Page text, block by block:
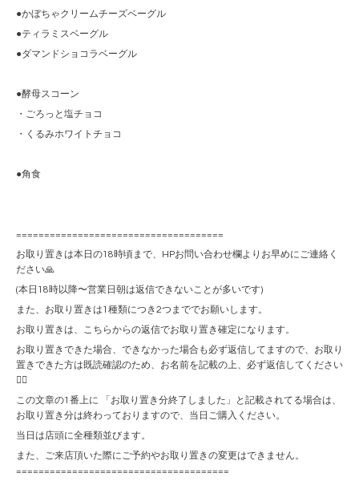
●かぼちゃクリームチーズベーグル
●ティラミスベーグル
●ダマンドショコラベーグル
●酵母スコーン
・ごろっと塩チョコ
・くるみホワイトチョコ
●角食
=====================================
お取り置きは本日の18時頃まで、HPお問い合わせ欄よりお早めにご連絡く
ださい🙏
(本日18時以降〜営業日朝は返信できないことが多いです)
また、お取り置きは1種類につき2つまででお願いします。
お取り置きは、こちらからの返信でお取り置き確定になります。
お取り置きできた場合、できなかった場合も必ず返信してますので、お取り
置きできた方は既読確認のため、お名前を記載の上、必ず返信してください
🙇‍♀️
この文章の1番上に 「お取り置き分終了しました」と記載されてる場合は、
お取り置き分は終わっておりますので、当日ご購入ください。
当日は店頭に全種類並びます。
また、ご来店頂いた際にご予約やお取り置きの変更はできません。
======================================